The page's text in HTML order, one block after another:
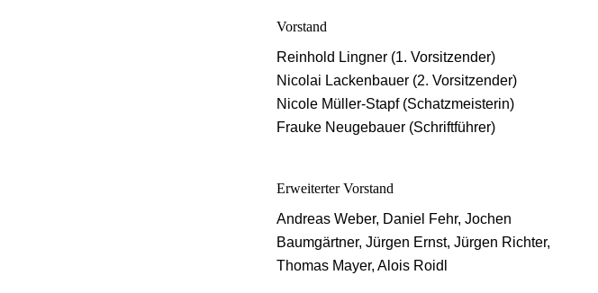
Vorstand
Reinhold Lingner (1. Vorsitzender)
Nicolai Lackenbauer (2. Vorsitzender)
Nicole Müller-Stapf (Schatzmeisterin)
Frauke Neugebauer (Schriftführer)
Erweiterter Vorstand
Andreas Weber, Daniel Fehr, Jochen
Baumgärtner, Jürgen Ernst, Jürgen Richter,
Thomas Mayer, Alois Roidl